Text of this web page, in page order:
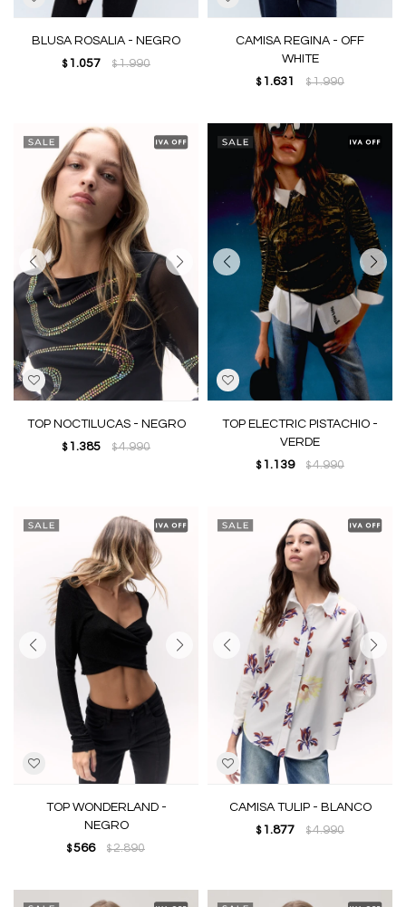
BLUSA ROSALIA - NEGRO
$ 1.057 $1.990
CAMISA REGINA - OFF
WHITE
$ 1.631 $1.990
TOP NOCTILUCAS - NEGRO
$ 1.385 $4.990
TOP ELECTRIC PISTACHIO -
VERDE
$ 1.139 $4.990
TOP WONDERLAND -
NEGRO
$566 $2.890
CAMISA TULIP - BLANCO
$ 1.877 $4.990